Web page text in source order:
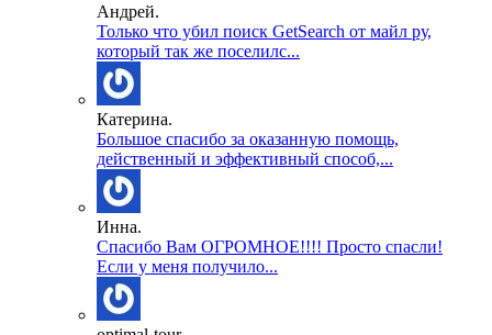
Андрей.
Только что убил поиск GetSearch от майл ру,
который так же поселилс...
Катерина.
Большое спасибо за оказанную помощь,
действенный и эффективный способ,...
Инна.
Спасибо Вам ОГРОМНОЕ!!!! Просто спасли!
Если у меня получило...